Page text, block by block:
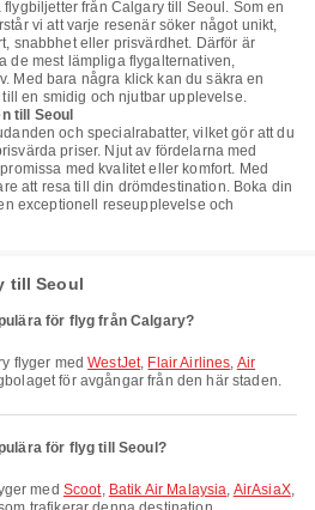
från Calgary till Seoul. Som en
vi att varje resenär söker något unikt,
snabbhet eller prisvärdhet. Därför är
de mest lämpliga flygalternativen,
Med bara några klick kan du säkra en
en smidig och njutbar upplevelse.
till Seoul
och specialrabatter, vilket gör att du
priser. Njut av fördelarna med
med kvalitet eller komfort. Med
att resa till din drömdestination. Boka din
exceptionell reseupplevelse och
till Seoul
för flyg från Calgary?
flyger medWestJet, Flair Airlines, Air
för avgångar från den här staden.
för flyg till Seoul?
med Scoot, Batik Air Malaysia, AirAsiaX,